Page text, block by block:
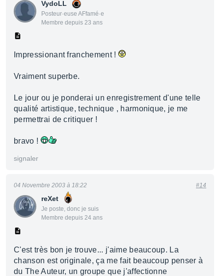
VydoLL
Posteur·euse AFfamé·e
Membre depuis 23 ans
Impressionant franchement !
Vraiment superbe.
Le jour ou je ponderai un enregistrement d'une telle
qualité artistique, technique , harmonique, je me
permettrai de critiquer !
bravo !
signaler
reXet
Je poste, donc je suis
Membre depuis 24 ans
04 Novembre 2003 à 18:22 #14
C'est très bon je trouve... j'aime beaucoup. La
chanson est originale, ça me fait beaucoup penser à
du The Auteur, un groupe que j'affectionne